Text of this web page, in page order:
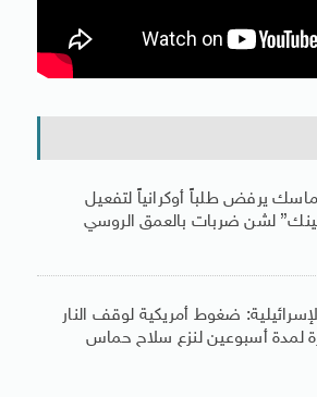
ماسك يرفض طلباً أوكرانياً لتفعيل
لشن ضربات بالعمق الروسي
ضغوط أمريكية لوقف النار
لمدة أسبوعين لنزع سلاح حماس